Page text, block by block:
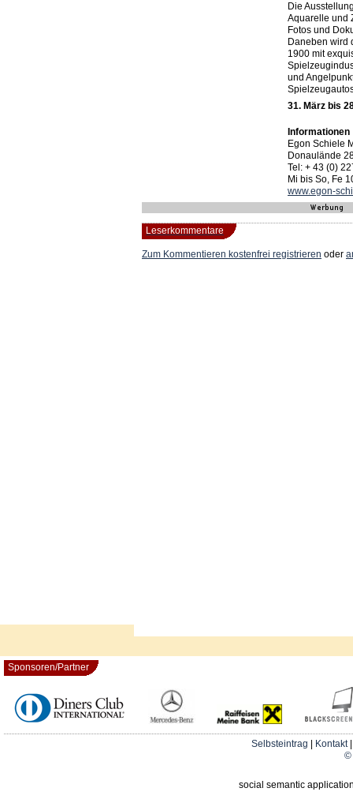
Die
Aquarelle und
Fotos und
Daneben wird
1900 mit
und
31. März bis
Informationen
Egon Schiele
Donaulände
Tel: + 43 (0)
Mi bis So, Fe
www.egon-
Leserkommentare
Zum Kommentieren kostenfrei registrieren oder
Sponsoren/Partner
Selbsteintrag | Kontakt
©
social semantic